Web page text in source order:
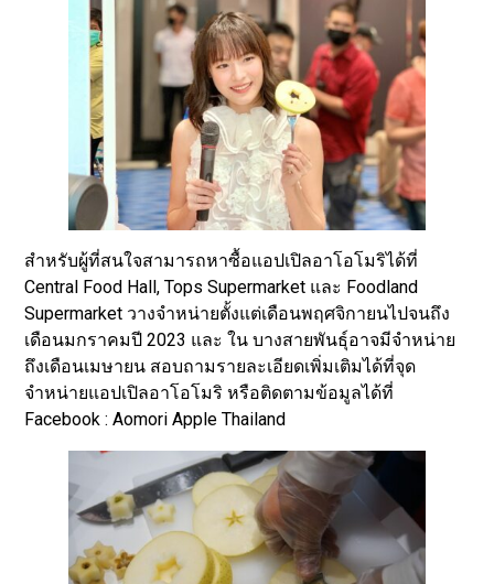
สำหรับผู้ที่สนใจสามารถหาซื้อแอปเปิลอาโอโมริได้ที่
Central Food Hall, Tops Supermarket และ Foodland
Supermarket วางจำหน่ายตั้งแต่เดือนพฤศจิกายนไปจนถึง
เดือนมกราคมปี 2023 และ ใน บางสายพันธุ์อาจมีจำหน่าย
ถึงเดือนเมษายน สอบถามรายละเอียดเพิ่มเติมได้ที่จุด
จำหน่ายแอปเปิลอาโอโมริ หรือติดตามข้อมูลได้ที่
Facebook : Aomori Apple Thailand